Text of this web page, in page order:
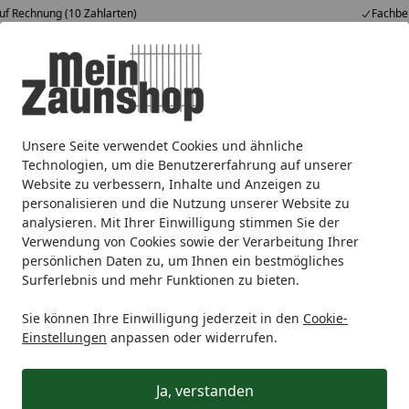
Unsere Seite verwendet Cookies und ähnliche
Technologien, um die Benutzererfahrung auf unserer
Website zu verbessern, Inhalte und Anzeigen zu
personalisieren und die Nutzung unserer Website zu
analysieren. Mit Ihrer Einwilligung stimmen Sie der
Verwendung von Cookies sowie der Verarbeitung Ihrer
persönlichen Daten zu, um Ihnen ein bestmögliches
Surferlebnis und mehr Funktionen zu bieten.
Sie können Ihre Einwilligung jederzeit in den Cookie-
Einstellungen anpassen oder widerrufen.
Ja, verstanden
Fachberatung & individuelle Angebote
Alle Produkte
Mein Konto
Suchen
Startseite
Zaunmarken TraumGarten TraumGarten
Zubehör DESIGN WPC Alu
Ihre Artikelübersicht
Kategorien
Filter / Sortierung